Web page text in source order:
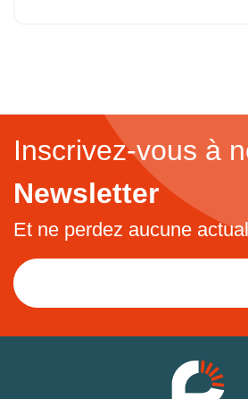
Inscrivez-vous à
Newsletter
Et ne perdez aucune